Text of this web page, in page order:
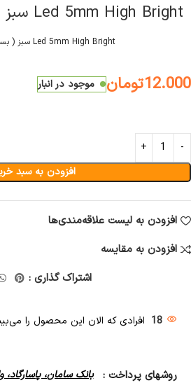
Led 5mm High Bright سبز ( بسته 10 عددی)
Led 5mm High Bright سبز ( بسته 10 عددی)
12.000تومان
موجود در انبار
افزودن به سبد
افزودن به لیست علاقه‌مندی‌ها
افزودن به مقایسه
اشتراک گذاری :
18 افرادی که الان این محصول را
روشهای پرداخت : بانک سامان، پاسارگاد،